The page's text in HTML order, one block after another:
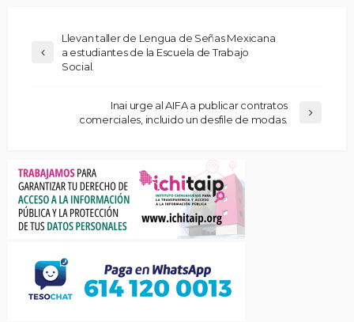
Llevan taller de Lengua de Señas Mexicana
a estudiantes de la Escuela de Trabajo
Social.
Inai urge al AIFA a publicar contratos
comerciales, incluido un desfile de modas.